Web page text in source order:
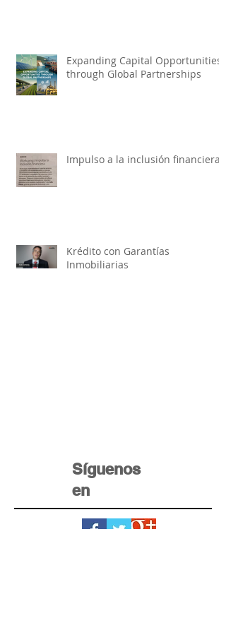
Expanding Capital Opportunities
through Global Partnerships
Impulso a la inclusión financiera
Krédito con Garantías
Inmobiliarias
Síguenos
en